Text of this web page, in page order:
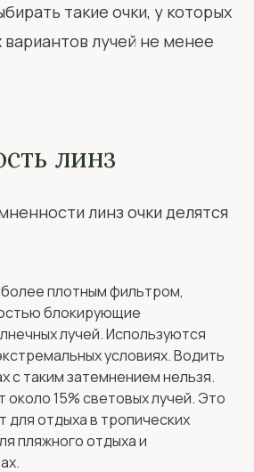
такие очки, у которых
лучей не менее
линз
линз очки делятся
плотным фильтром,
блокирующие
лучей. Используются
условиях. Водить
с таким затемнением нельзя.
около 15% световых лучей. Это
для отдыха в тропических
пляжного отдыха и